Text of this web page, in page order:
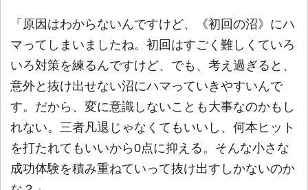
「原因はわからないんですけど、《初回の沼》にハ
マってしまいましたね。初回はすごく難しくていろ
いろ対策を練るんですけど、でも、考え過ぎると、
意外と抜け出せない沼にハマっていきやすいんで
す。だから、変に意識しないことも大事なのかもし
れない。三者凡退じゃなくてもいいし、何本ヒット
を打たれてもいいから0点に抑える。そんな小さな
成功体験を積み重ねていって抜け出すしかないのか